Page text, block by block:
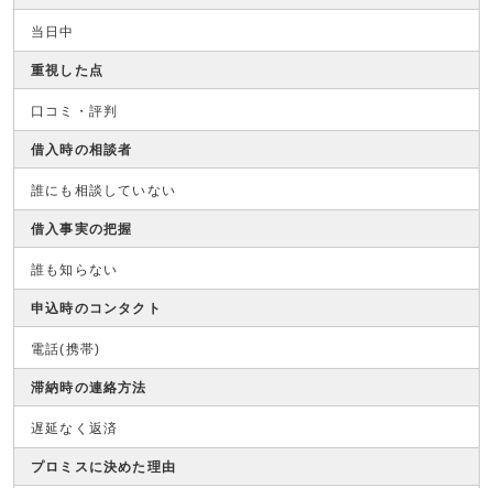
当日中
重視した点
口コミ・評判
借入時の相談者
誰にも相談していない
借入事実の把握
誰も知らない
申込時のコンタクト
電話(携帯)
滞納時の連絡方法
遅延なく返済
プロミスに決めた理由